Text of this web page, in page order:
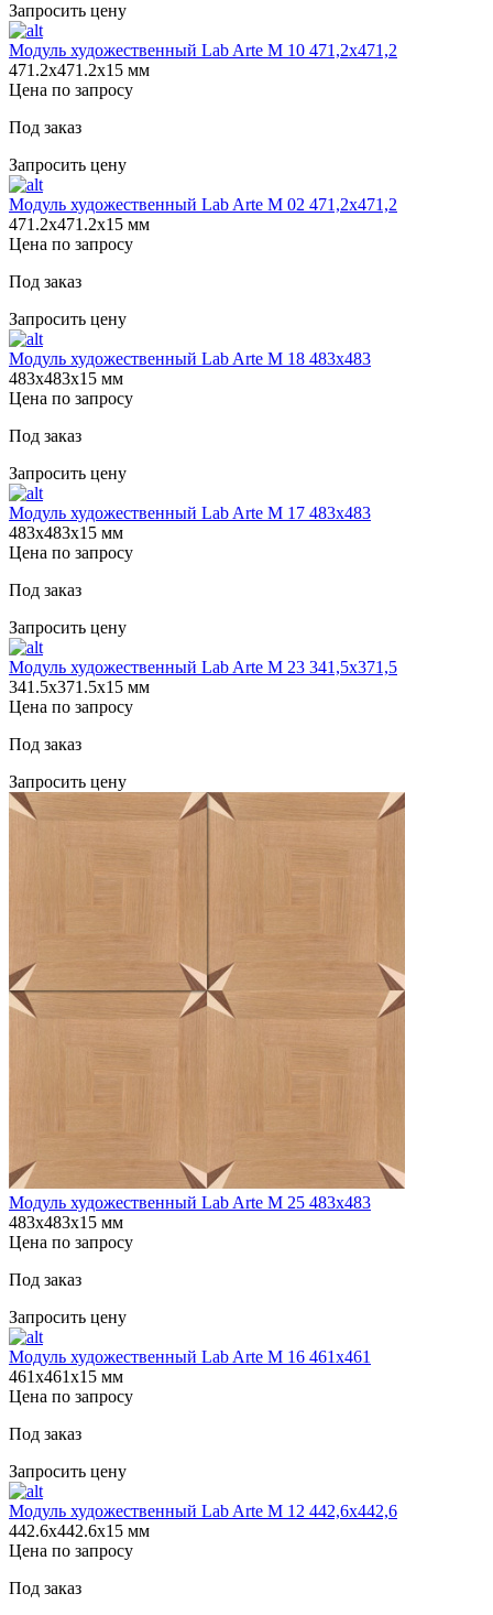
Запросить цену
Модуль художественный Lab Arte М 10 471,2х471,2
471.2х471.2х15 мм
Цена по запросу
Под заказ
Запросить цену
Модуль художественный Lab Arte М 02 471,2х471,2
471.2х471.2х15 мм
Цена по запросу
Под заказ
Запросить цену
Модуль художественный Lab Arte М 18 483х483
483х483х15 мм
Цена по запросу
Под заказ
Запросить цену
Модуль художественный Lab Arte М 17 483х483
483х483х15 мм
Цена по запросу
Под заказ
Запросить цену
Модуль художественный Lab Arte М 23 341,5х371,5
341.5х371.5х15 мм
Цена по запросу
Под заказ
Запросить цену
Модуль художественный Lab Arte М 25 483х483
483х483х15 мм
Цена по запросу
Под заказ
Запросить цену
Модуль художественный Lab Arte М 16 461х461
461х461х15 мм
Цена по запросу
Под заказ
Запросить цену
Модуль художественный Lab Arte М 12 442,6х442,6
442.6х442.6х15 мм
Цена по запросу
Под заказ